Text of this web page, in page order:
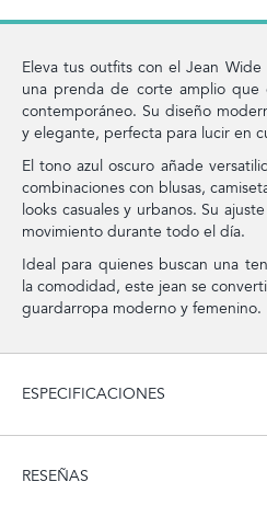
Eleva tus outfits con el Jean
una prenda de corte amplio que
contemporáneo. Su diseño
y elegante, perfecta para lucir en
El tono azul oscuro añade
combinaciones con blusas,
looks casuales y urbanos. Su
movimiento durante todo el día.
Ideal para quienes buscan una
la comodidad, este jean se
guardarropa moderno y femenino.
ESPECIFICACIONES
RESEÑAS